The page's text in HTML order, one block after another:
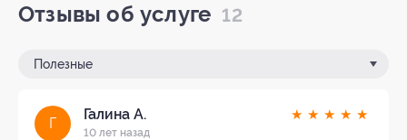
Отзывы об услуге 12
Полезные
Г
Галина А.
10 лет назад
★ ★ ★ ★ ★